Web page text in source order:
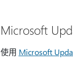
Microsoft
使用 Microsoft